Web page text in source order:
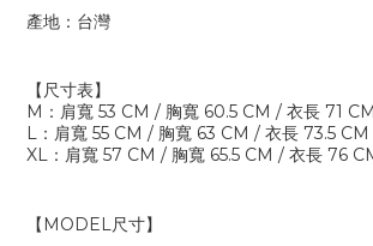
產地：台灣
【尺寸表】
M ：肩寬 53 CM / 胸寬 60.5 CM / 衣長 71
L ：肩寬 55 CM / 胸寬 63 CM / 衣長 73.5
XL ：肩寬 57 CM / 胸寬 65.5 CM / 衣長 76
【 MODEL 尺寸】